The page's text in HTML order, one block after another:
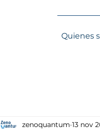
Quienes
zenoquantum 13 nov